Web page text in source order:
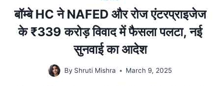
बॉम्बे HC ने NAFED और रोज एंटरप्राइजेज
के ₹339 करोड़ विवाद में फैसला पलटा, नई
सुनवाई का आदेश
By Shruti Mishra March 9, 2025